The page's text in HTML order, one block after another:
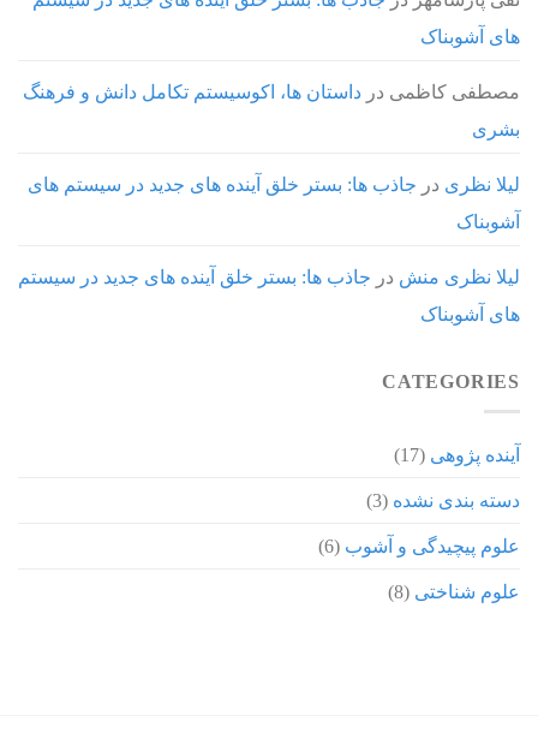
های آشوبناک
مصطفی کاظمی در داستان ها، اکوسیستم تکامل دانش و فرهنگ
بشری
لیلا نظری در جاذب ها: بستر خلق آینده های جدید در سیستم های
آشوبناک
لیلا نظری منش در جاذب ها: بستر خلق آینده های جدید در سیستم
های آشوبناک
CATEGORIES
آینده پژوهی (17)
دسته بندی نشده (3)
علوم پیچیدگی و آشوب (6)
علوم شناختی (8)